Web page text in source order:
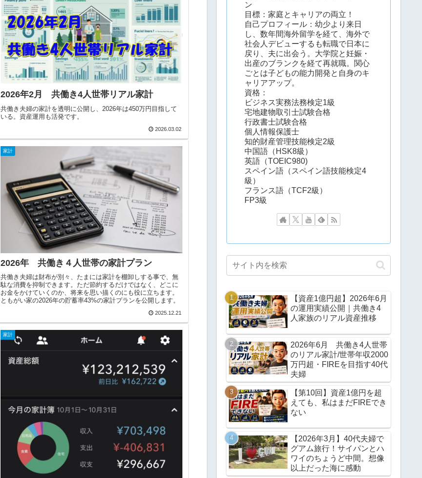
2026年2月 共働き4人世帯リアル家計
共働き夫婦の家計を透明に公開し、2026年は450万円目指して
いる。資産運用も活発です。
2026.03.02
家計
2026年 共働き４人世帯の家計プラン
共働き夫婦は財布が別々、たまには家計を棚卸しする事で、無
駄な消費を抑制できます。ただ節約するだけではなく、どこに
お金をかけていくのか、将来を思い描くのにも役に立ちます。
ともがい家の2026年の貯蓄率43%の家計プランを公開します。
2025.12.21
家計
ン
目標：家庭とキャリアの両立！
自己プロフィール：幼少より来日
し、数年間海外留学を経て、海外で
社会人デビューするも転職で日本に
戻り、夫に出会う。大学院と妊娠・
出産のブランクを経て再就職。関心
ごとは子どもの能力開発と自身のキ
ャリアアップ。
資格：
ビジネス実務法務検定1級
宅地建物取引士試験合格
行政書士試験合格
個人情報保護士
知的財産管理技能検定2級
中国語（HSK8級）
英語（TOEIC980)
スペイン語（スペイン語技能検定4
級）
フランス語（TCF2級）
FP3級
【資産1億円超】2026年6月
の運用実績公開｜共働き4
人家族のリアル資産推移
2026年6月 共働き4人世帯
のリアル家計/世帯年収2000
万円超・FIREを目指す40代
夫婦
【第10回】資産1億円を超
えても、私はまだFIREでき
ない
【2026年3月】40代夫婦で
グアム旅行！サイパンとハ
ワイのちょうど中間。想像
以上だった海に感動